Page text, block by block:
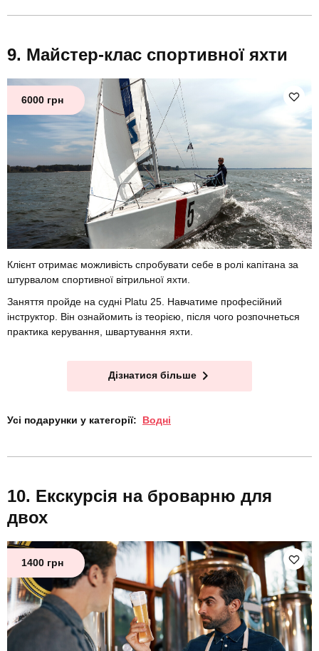
Майстер-клас спортивної яхти
6000 грн
Клієнт отримає можливість спробувати себе в ролі капітана за
штурвалом спортивної вітрильної яхти.
Заняття пройде на судні Platu 25. Навчатиме професійний
інструктор. Він ознайомить із теорією, після чого розпочнеться
практика керування, швартування яхти.
Дізнатися більше
Усі подарунки у категорії: Водні
Екскурсія на броварню для
двох
1400 грн